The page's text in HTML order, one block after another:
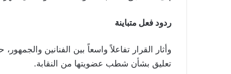
ردود فعل متباينة
وأثار القرار تفاعلاً واسعاً بين الفنانين
تعليق بشأن شطب عضويتها من النقابة.